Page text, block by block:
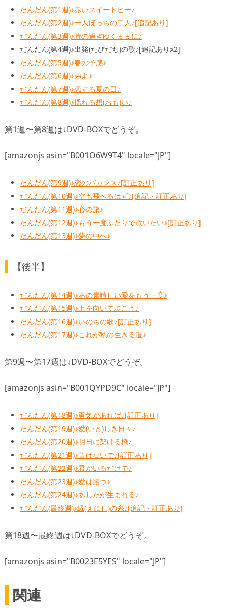
だんだん(第1週)♪赤いスイートピー♪
だんだん(第2週)♪一人ぼっちの二人♪[追記あり]
だんだん(第3週)♪時の過ぎゆくままに♪
だんだん(第4週)♪出発(たびだち)の歌♪[追記ありx2]
だんだん(第5週)♪春の予感♪
だんだん(第6週)♪弟よ♪
だんだん(第7週)♪恋する夏の日♪
だんだん(第8週)♪揺れる想(おも)い♪
第1週〜第8週は↓DVD-BOXでどうぞ。
[amazonjs asin="B001O6W9T4" locale="JP"]
だんだん(第9週)♪恋のバカンス♪[訂正あり]
だんだん(第10週)♪空も飛べるはず♪[追記・訂正あり]
だんだん(第11週)♪心の旅♪
だんだん(第12週)♪もう一度ふたりで歌いたい♪[訂正あり]
だんだん(第13週)♪夢の中へ♪
【後半】
だんだん(第14週)♪あの素晴しい愛をもう一度♪
だんだん(第15週)♪上を向いて歩こう♪
だんだん(第16週)♪いのちの歌♪[訂正あり]
だんだん(第17週)♪これが私の生きる道♪
第9週〜第17週は↓DVD-BOXでどうぞ。
[amazonjs asin="B001QYPD9C" locale="JP"]
だんだん(第18週)♪勇気があれば♪[訂正あり]
だんだん(第19週)♪愛(いと)しき日々♪
だんだん(第20週)♪明日に架ける橋♪
だんだん(第21週)♪負けないで♪[訂正あり]
だんだん(第22週)♪君がいるだけで♪
だんだん(第23週)♪愛は勝つ♪
だんだん(第24週)♪あしたが生まれる♪
だんだん(最終週)♪縁(えにし)の糸♪[追記・訂正あり]
第18週〜最終週は↓DVD-BOXでどうぞ。
[amazonjs asin="B0023E5YES" locale="JP"]
関連